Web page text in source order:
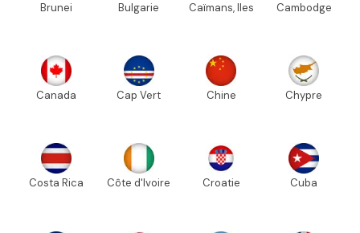
Brunei Bulgarie Caïmans, Iles Cambodge
Canada Cap Vert Chine Chypre
Costa Rica Côte d'Ivoire Croatie Cuba